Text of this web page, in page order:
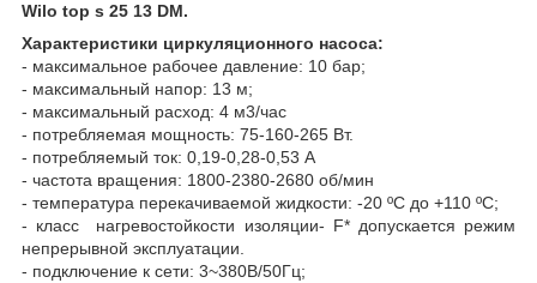
Wilo top s 25 13 DM.
Характеристики циркуляционного насоса:
- максимальное рабочее давление: 10 бар;
- максимальный напор: 13 м;
- максимальный расход: 4 м3/час
- потребляемая мощность: 75-160-265 Вт.
- потребляемый ток: 0,19-0,28-0,53 А
- частота вращения: 1800-2380-2680 об/мин
- температура перекачиваемой жидкости: -20 ºC до +110 ºC;
- класс нагревостойкости изоляции- F* допускается режим
непрерывной эксплуатации.
- подключение к сети: 3~380В/50Гц;